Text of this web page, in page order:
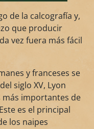
de la calcografía y,
que producir
vez fuera más fácil
y franceses se
siglo XV, Lyon
importantes de
es el principal
los naipes